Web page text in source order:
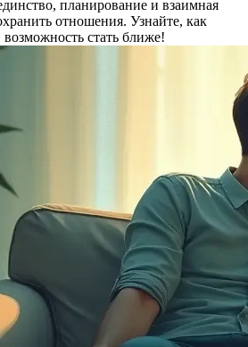
планирование и взаимная
отношения. Узнайте, как
возможность стать ближе!